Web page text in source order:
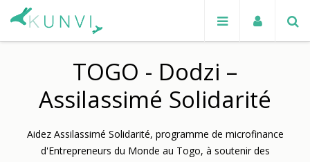
TOGO - Dodzi –
Assilassimé Solidarité
Aidez Assilassimé Solidarité, programme de microfinance
d'Entrepreneurs du Monde au Togo, à soutenir des